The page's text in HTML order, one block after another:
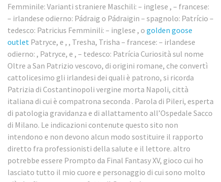
Femminile: Varianti straniere Maschili: – inglese , – francese:
– irlandese odierno: Pádraig o Pádraigin – spagnolo: Patrício –
tedesco: Patricius Femminili: – inglese , o golden goose
outlet Patryce, e , , Tresha, Trisha – francese: – irlandese
odierno: , Patryce, e , – tedesco: Patrícia Curiosità sul nome
Oltre a San Patrizio vescovo, di origini romane, che convertì
cattolicesimo gli irlandesi dei quali è patrono, si ricorda
Patrizia di Costantinopoli vergine morta Napoli, città
italiana di cui è compatrona seconda . Parola di Pileri, esperta
di patologia gravidanza e di allattamento all’Ospedale Sacco
di Milano. Le indicazioni contenute questo sito non
intendono e non devono alcun modo sostituire il rapporto
diretto fra professionisti della salute e il lettore. altro
potrebbe essere Prompto da Final Fantasy XV, gioco cui ho
lasciato tutto il mio cuore e personaggio di cui sono molto